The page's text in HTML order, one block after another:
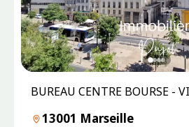
BUREAU CENTRE BOURSE -
13001 Marseille